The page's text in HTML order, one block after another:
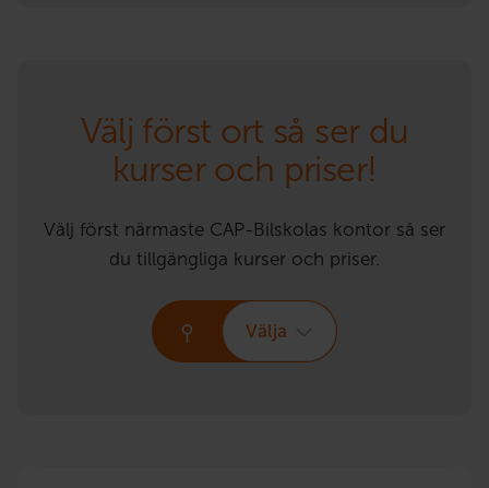
Välj först ort så ser du
kurser och priser!
Välj först närmaste CAP-Bilskolas kontor så ser
du tillgängliga kurser och priser.
Välja